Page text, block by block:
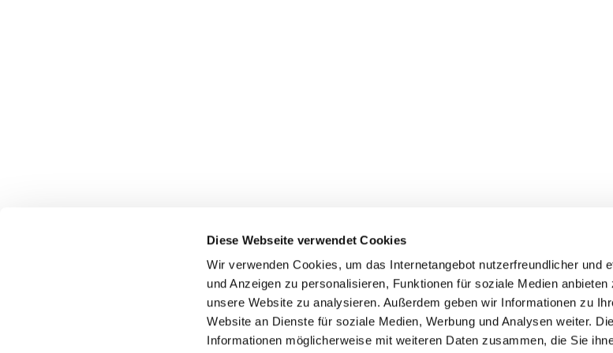
Diese Webseite verwendet Cookies
Wir verwenden Cookies, um das Internetangebot nutzerfreundlicher und
und Anzeigen zu personalisieren, Funktionen für soziale Medien
unsere Website zu analysieren. Außerdem geben wir Informationen zu
Website an Dienste für soziale Medien, Werbung und Analysen weiter.
Informationen möglicherweise mit weiteren Daten zusammen, die Sie
Träger der Initiative Energieeffizienz- und Klimaschutz-Netzwerke